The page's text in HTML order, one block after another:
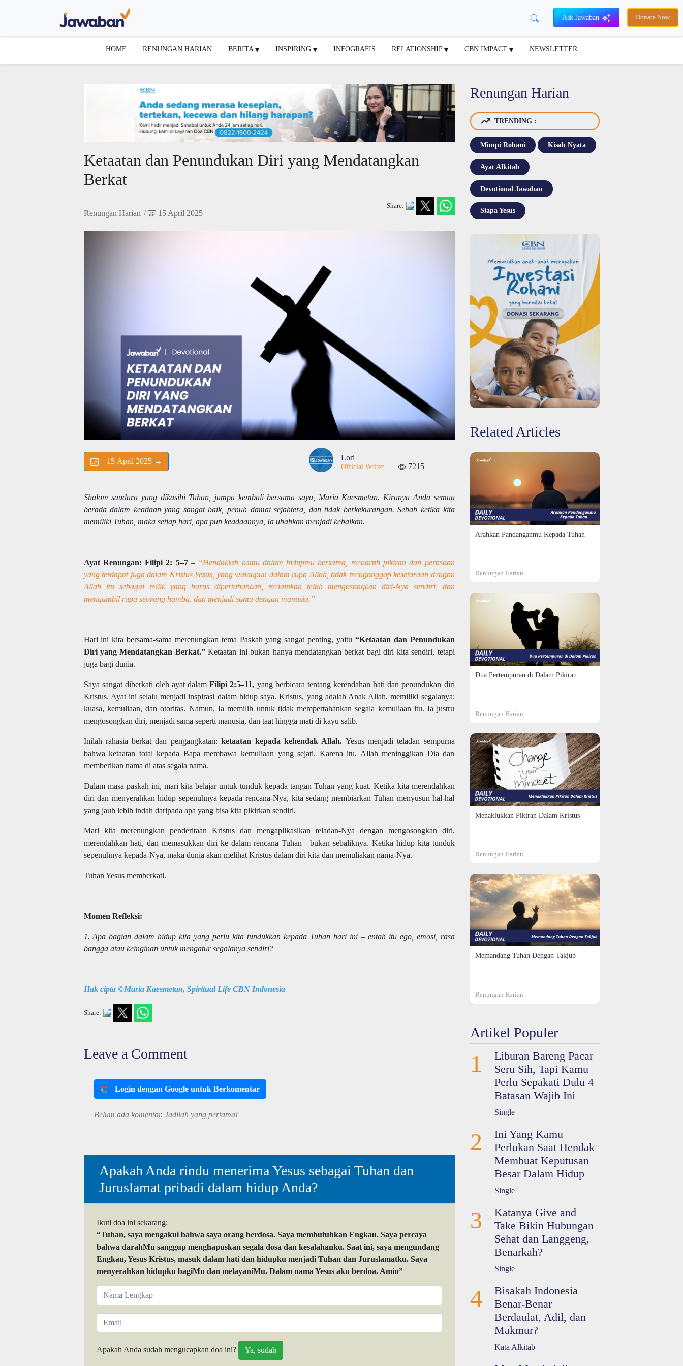
Ask Jawaban Donate Now
HOME RENUNGAN HARIAN BERITA INSPIRING INFOGRAFIS RELATIONSHIP CBN IMPACT NEWSLETTER
Ketaatan dan Penundukan Diri yang Mendatangkan
Berkat
Renungan Harian / 15 April 2025
Share:
15 April 2025 → Lori
Official Writer 7215
Shalom saudara yang dikasihi Tuhan, jumpa kembali bersama saya, Maria Kaesmetan. Kiranya Anda semua
berada dalam keadaan yang sangat baik, penuh damai sejahtera, dan tidak berkekurangan. Sebab ketika kita
memiliki Tuhan, maka setiap hari, apa pun keadaannya, Ia ubahkan menjadi kebaikan.
Ayat Renungan:Filipi 2: 5–7– “Hendaklah kamu dalam hidupmu bersama, menaruh pikiran dan perasaan
yang terdapat juga dalam Kristus Yesus, yang walaupun dalam rupa Allah, tidak menganggap kesetaraan dengan
Allah itu sebagai milik yang harus dipertahankan, melainkan telah mengosongkan diri-Nya sendiri, dan
mengambil rupa seorang hamba, dan menjadi sama dengan manusia.”
Hari ini kita bersama-sama merenungkan tema Paskah yang sangat penting, yaitu “Ketaatan dan Penundukan
Diri yang Mendatangkan Berkat.”Ketaatan ini bukan hanya mendatangkan berkat bagi diri kita sendiri, tetapi
juga bagi dunia.
Saya sangat diberkati oleh ayat dalam Filipi 2:5–11, yang berbicara tentang kerendahan hati dan penundukan diri
Kristus. Ayat ini selalu menjadi inspirasi dalam hidup saya. Kristus, yang adalah Anak Allah, memiliki segalanya:
kuasa, kemuliaan, dan otoritas. Namun, Ia memilih untuk tidak mempertahankan segala kemuliaan itu. Ia justru
mengosongkan diri, menjadi sama seperti manusia, dan taat hingga mati di kayu salib.
Inilah rahasia berkat dan pengangkatan:ketaatan kepada kehendak Allah. Yesus menjadi teladan sempurna
bahwa ketaatan total kepada Bapa membawa kemuliaan yang sejati. Karena itu, Allah meninggikan Dia dan
memberikan nama di atas segala nama.
Dalam masa paskah ini, mari kita belajar untuk tunduk kepada tangan Tuhan yang kuat. Ketika kita merendahkan
diri dan menyerahkan hidup sepenuhnya kepada rencana-Nya, kita sedang membiarkan Tuhan menyusun hal-hal
yang jauh lebih indah daripada apa yang bisa kita pikirkan sendiri.
Mari kita merenungkan penderitaan Kristus dan mengaplikasikan teladan-Nya dengan mengosongkan diri,
merendahkan hati, dan memasukkan diri ke dalam rencana Tuhan—bukan sebaliknya. Ketika hidup kita tunduk
sepenuhnya kepada-Nya, maka dunia akan melihat Kristus dalam diri kita dan memuliakan nama-Nya.
Tuhan Yesus memberkati.
Momen Refleksi:
1. Apa bagian dalam hidup kita yang perlu kita tundukkan kepada Tuhan hari ini – entah itu ego, emosi, rasa
bangga atau keinginan untuk mengatur segalanya sendiri?
Hak cipta ©Maria Kaesmetan, Spiritual Life CBN Indonesia
Share:
Leave a Comment
Login dengan Google untuk Berkomentar
Belum ada komentar. Jadilah yang pertama!
Apakah Anda rindu menerima Yesus sebagai Tuhan dan
Juruslamat pribadi dalam hidup Anda?
Ikuti doa ini sekarang:
“Tuhan, saya mengakui bahwa saya orang berdosa. Saya membutuhkan Engkau. Saya percaya
bahwa darahMu sanggup menghapuskan segala dosa dan kesalahanku. Saat ini, saya mengundang
Engkau, Yesus Kristus, masuk dalam hati dan hidupku menjadi Tuhan dan Juruslamatku. Saya
Renungan Harian
TRENDING :
Mimpi Rohani Kisah Nyata
Ayat Alkitab
Devotional Jawaban
Siapa Yesus
Related Articles
Arahkan Pandanganmu Kepada Tuhan
Renungan Harian
Dua Pertempuran di Dalam Pikiran
Renungan Harian
Menaklukkan Pikiran Dalam Kristus
Renungan Harian
Memandang Tuhan Dengan Takjub
Renungan Harian
Artikel Populer
1
Liburan Bareng Pacar
Seru Sih, Tapi Kamu
Perlu Sepakati Dulu 4
Batasan Wajib Ini
Single
2
Ini Yang Kamu
Perlukan Saat Hendak
Membuat Keputusan
Besar Dalam Hidup
Single
3
Katanya Give and
Take Bikin Hubungan
Sehat dan Langgeng,
Benarkah?
Single
4
Bisakah Indonesia
Benar-Benar
Berdaulat, Adil, dan
Makmur?
Kata Alkitab